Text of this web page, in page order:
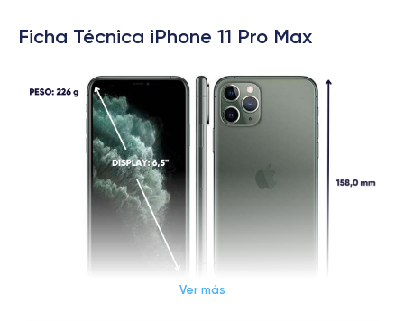
Ficha Técnica iPhone 11 Pro Max
Ver más